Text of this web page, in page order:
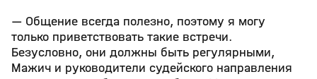
— Общение всегда полезно, поэтому я могу
только приветствовать такие встречи.
Безусловно, они должны быть регулярными,
Мажич и руководители судейского направления